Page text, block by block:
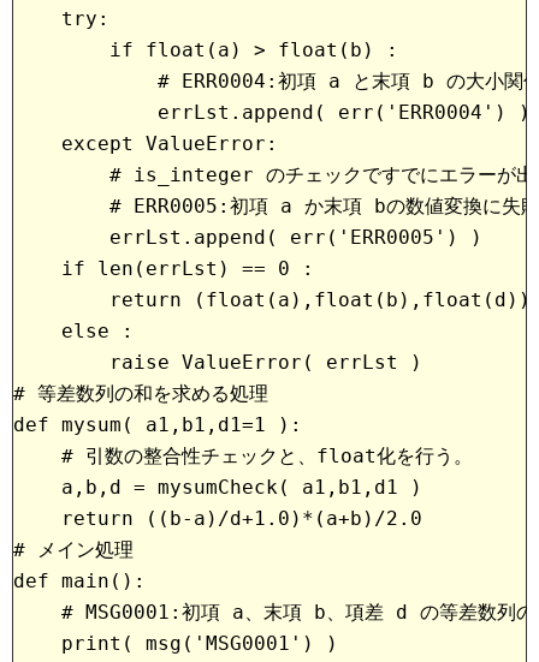
    try:
        if float(a) > float(b) :
# ERR0004:初項 a と末項 b の大小関係
            errLst.append( err('ERR0004') )
    except ValueError:
# is_integer のチェックですでにエラーが出
# ERR0005:初項 a か末項 bの数値変換に失敗
        errLst.append( err('ERR0005') )
    if len(errLst) == 0 :
        return (float(a),float(b),float(d))
    else :
        raise ValueError( errLst )
# 等差数列の和を求める処理
def mysum( a1,b1,d1=1 ):
    # 引数の整合性チェックと、float化を行う。
    a,b,d = mysumCheck( a1,b1,d1 )
    return ((b-a)/d+1.0)*(a+b)/2.0
# メイン処理
def main():
# MSG0001:初項 a、末項 b、項差 d の等差数列の
    print( msg('MSG0001') )